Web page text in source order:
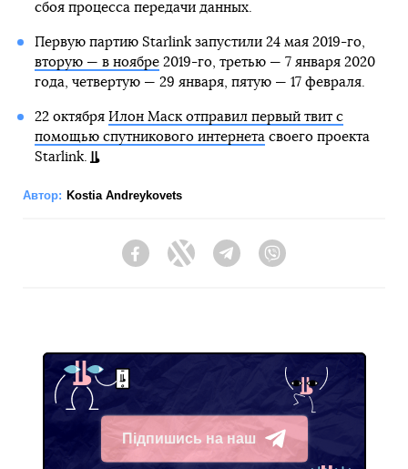
сбоя процесса передачи данных.
Первую партию Starlink запустили 24 мая 2019-го,
вторую — в ноябре2019-го, третью — 7 января 2020
года, четвертую — 29 января, пятую — 17 февраля.
22 октября Илон Маск отправил первый твит с
помощью спутникового интернетасвоего проекта
Starlink.
Автор: Kostia Andreykovets
FacebookTwitter Telegram
Підпишись на наш
Telegram